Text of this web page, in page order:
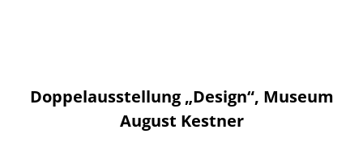
Doppelausstellung „Design“, Museum
August Kestner